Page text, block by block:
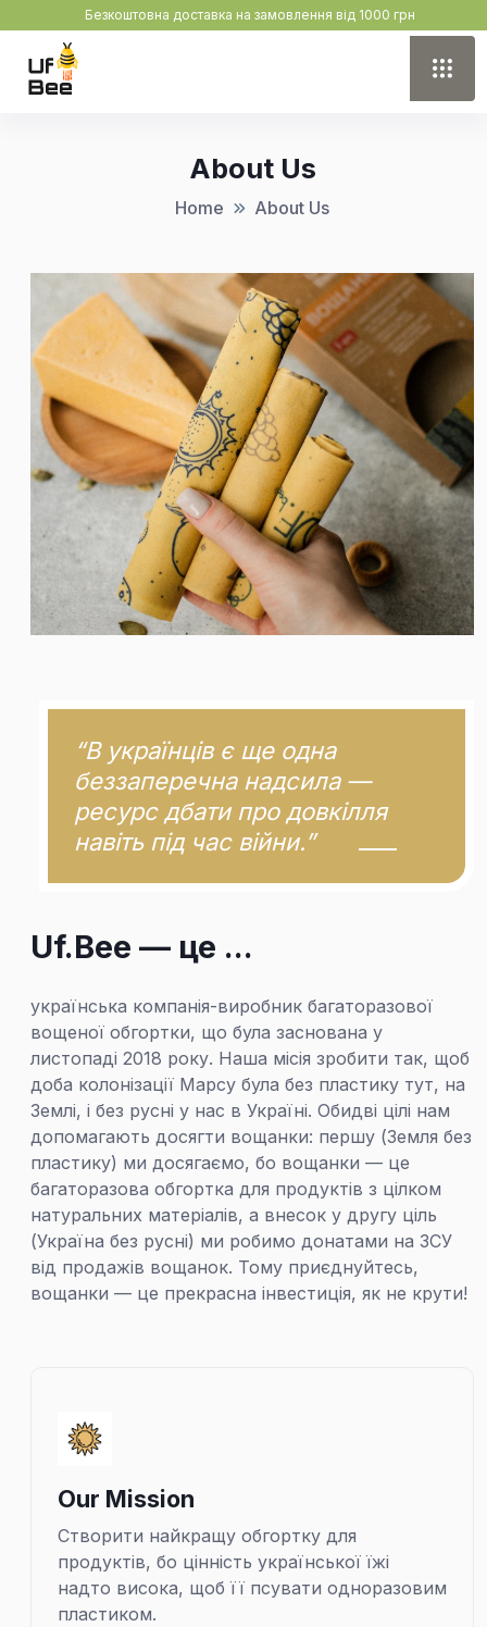
Безкоштовна доставка на замовлення від 1000 грн
About Us
Home About Us
“В українців є ще одна
беззаперечна надсила —
ресурс дбати про довкілля
навіть під час війни.”
Uf.Bee — це ...
українська компанія-виробник багаторазової
вощеної обгортки, що була заснована у
листопаді 2018 року. Наша місія зробити так, щоб
доба колонізації Марсу була без пластику тут, на
Землі, і без русні у нас в Україні. Обидві цілі нам
допомагають досягти вощанки: першу (Земля без
пластику) ми досягаємо, бо вощанки — це
багаторазова обгортка для продуктів з цілком
натуральних матеріалів, а внесок у другу ціль
(Україна без русні) ми робимо донатами на ЗСУ
від продажів вощанок. Тому приєднуйтесь,
вощанки — це прекрасна інвестиція, як не крути!
Our Mission
Створити найкращу обгортку для
продуктів, бо цінність української їжі
надто висока, щоб її псувати одноразовим
пластиком.